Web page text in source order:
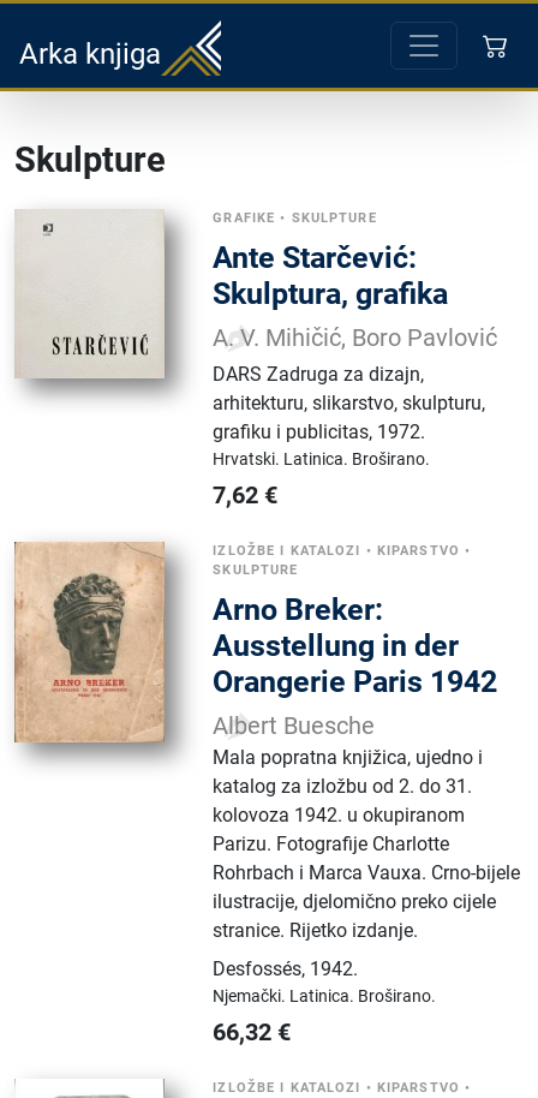
Arka knjiga
Skulpture
GRAFIKE • SKULPTURE
Ante Starčević:
Skulptura, grafika
A. V. Mihičić, Boro Pavlović
DARS Zadruga za dizajn,
arhitekturu, slikarstvo, skulpturu,
grafiku i publicitas, 1972.
Hrvatski. Latinica. Broširano.
7,62 €
IZLOŽBE I KATALOZI • KIPARSTVO •
SKULPTURE
Arno Breker:
Ausstellung in der
Orangerie Paris 1942
Albert Buesche
Mala popratna knjižica, ujedno i
katalog za izložbu od 2. do 31.
kolovoza 1942. u okupiranom
Parizu. Fotografije Charlotte
Rohrbach i Marca Vauxa. Crno-bijele
ilustracije, djelomično preko cijele
stranice. Rijetko izdanje.
Desfossés, 1942.
Njemački. Latinica. Broširano.
66,32 €
IZLOŽBE I KATALOZI • KIPARSTVO •